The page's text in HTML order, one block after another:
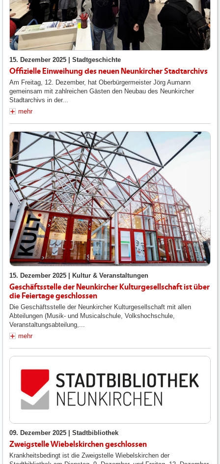
15. Dezember 2025 | Stadtgeschichte
Offizielle Einweihung des neuen Neunkircher Stadtarchivs
Am Freitag, 12. Dezember, hat Oberbürgermeister Jörg Aumann
gemeinsam mit zahlreichen Gästen den Neubau des Neunkircher
Stadtarchivs in der...
mehr
15. Dezember 2025 | Kultur & Veranstaltungen
Geschäftsstelle der Neunkircher Kulturgesellschaft ist über
die Feiertage geschlossen
Die Geschäftsstelle der Neunkircher Kulturgesellschaft mit allen
Abteilungen (Musik- und Musicalschule, Volkshochschule,
Veranstaltungsabteilung,...
mehr
09. Dezember 2025 | Stadtbibliothek
Zweigstelle Wiebelskirchen geschlossen
Krankheitsbedingt ist die Zweigstelle Wiebelskirchen der